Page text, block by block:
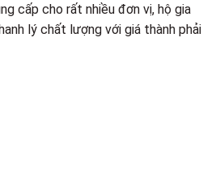
cấp cho rất nhiều đơn vị, hộ gia
lý chất lượng với giá thành phải